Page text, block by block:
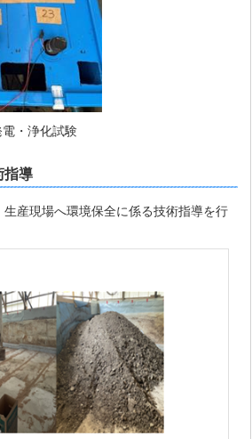
・浄化試験
指導
産現場へ環境保全に係る技術指導を行